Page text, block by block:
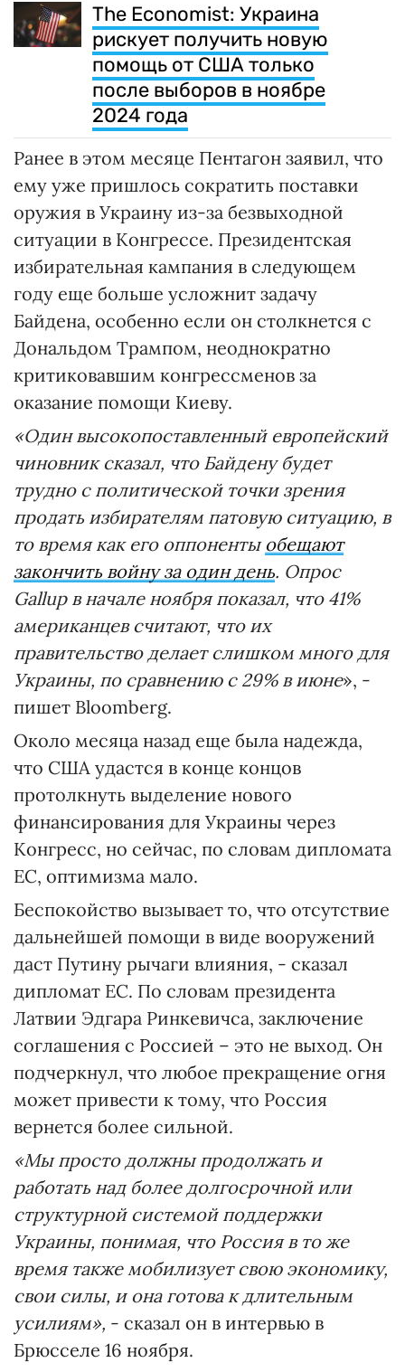
The Economist: Украина
рискует получить новую
помощь от США только
после выборов в ноябре
2024 года
Ранее в этом месяце Пентагон заявил, что
ему уже пришлось сократить поставки
оружия в Украину из-за безвыходной
ситуации в Конгрессе. Президентская
избирательная кампания в следующем
году еще больше усложнит задачу
Байдена, особенно если он столкнется с
Дональдом Трампом, неоднократно
критиковавшим конгрессменов за
оказание помощи Киеву.
«Один высокопоставленный европейский
чиновник сказал, что Байдену будет
трудно с политической точки зрения
продать избирателям патовую ситуацию, в
то время как его оппонентыобещают
закончить войну за один день. Опрос
Gallup в начале ноября показал, что 41%
американцев считают, что их
правительство делает слишком много для
Украины, по сравнению с 29% в июне», -
пишет Bloomberg.
Около месяца назад еще была надежда,
что США удастся в конце концов
протолкнуть выделение нового
финансирования для Украины через
Конгресс, но сейчас, по словам дипломата
ЕС, оптимизма мало.
Беспокойство вызывает то, что отсутствие
дальнейшей помощи в виде вооружений
даст Путину рычаги влияния, - сказал
дипломат ЕС. По словам президента
Латвии Эдгара Ринкевичса, заключение
соглашения с Россией – это не выход. Он
подчеркнул, что любое прекращение огня
может привести к тому, что Россия
вернется более сильной.
«Мы просто должны продолжать и
работать над более долгосрочной или
структурной системой поддержки
Украины, понимая, что Россия в то же
время также мобилизует свою экономику,
свои силы, и она готова к длительным
усилиям», - сказал он в интервью в
Брюсселе 16 ноября.